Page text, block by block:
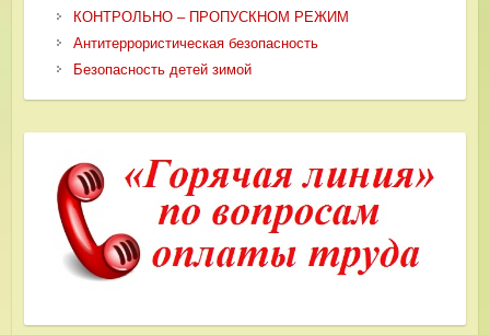
КОНТРОЛЬНО – ПРОПУСКНОМ РЕЖИМ
Антитеррористическая безопасность
Безопасность детей зимой